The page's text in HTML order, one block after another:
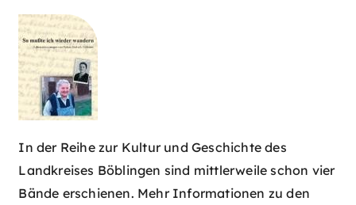
In der Reihe zur Kultur und Geschichte des
Landkreises Böblingen sind mittlerweile schon vier
Bände erschienen. Mehr Informationen zu den